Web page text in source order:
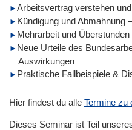
Arbeitsvertrag verstehen
Kündigung und Abmahnung
Mehrarbeit und
Neue Urteile des
Auswirkungen
Praktische Fallbeispiele &
Hier findest du alle Termine zu
Dieses Seminar ist Teil